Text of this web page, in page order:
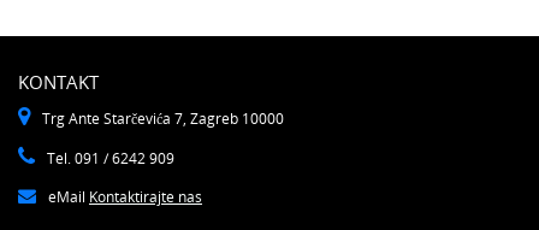
KONTAKT
Trg Ante Starčevića 7, Zagreb 10000
Tel. 091 / 6242 909
eMail Kontaktirajte nas